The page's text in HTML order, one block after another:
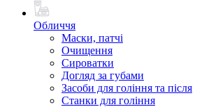
Обличчя
Маски, патчі
Очищення
Сироватки
Догляд за губами
Засоби для гоління та після
Станки для гоління